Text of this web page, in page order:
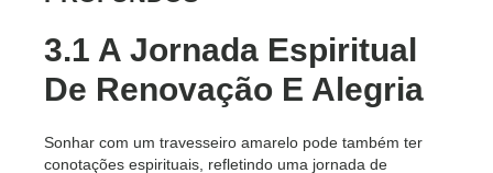
3.1 A Jornada Espiritual
De Renovação E Alegria
Sonhar com um travesseiro amarelo pode também ter
conotações espirituais, refletindo uma jornada de